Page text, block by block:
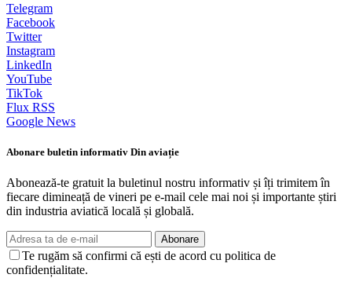
Telegram
Facebook
Twitter
Instagram
LinkedIn
YouTube
TikTok
Flux RSS
Google News
Abonare buletin informativ Din aviație
Abonează-te gratuit la buletinul nostru informativ și îți trimitem în
fiecare dimineață de vineri pe e-mail cele mai noi și importante știri
din industria aviatică locală și globală.
Abonare
Te rugăm să confirmi că ești de acord cu politica de
confidențialitate.